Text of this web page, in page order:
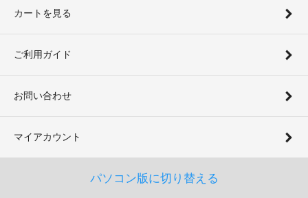
カートを見る
ご利用ガイド
お問い合わせ
マイアカウント
パソコン版に切り替える